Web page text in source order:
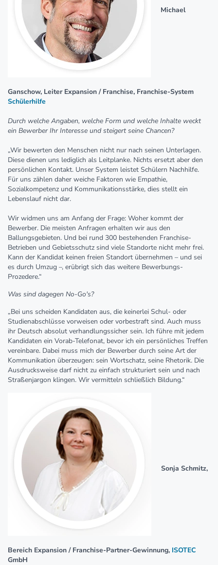
Michael
Ganschow, Leiter Expansion / Franchise, Franchise-System
Schülerhilfe
Durch welche Angaben, welche Form und welche Inhalte weckt
ein Bewerber Ihr Interesse und steigert seine Chancen?
„Wir bewerten den Menschen nicht nur nach seinen Unterlagen.
Diese dienen uns lediglich als Leitplanke. Nichts ersetzt aber den
persönlichen Kontakt. Unser System leistet Schülern Nachhilfe.
Für uns zählen daher weiche Faktoren wie Empathie,
Sozialkompetenz und Kommunikationsstärke, dies stellt ein
Lebenslauf nicht dar.
Wir widmen uns am Anfang der Frage: Woher kommt der
Bewerber. Die meisten Anfragen erhalten wir aus den
Ballungsgebieten. Und bei rund 300 bestehenden Franchise-
Betrieben und Gebietsschutz sind viele Standorte nicht mehr frei.
Kann der Kandidat keinen freien Standort übernehmen – und sei
es durch Umzug –, erübrigt sich das weitere Bewerbungs-
Prozedere.“
Was sind dagegen No-Go's?
„Bei uns scheiden Kandidaten aus, die keinerlei Schul- oder
Studienabschlüsse vorweisen oder vorbestraft sind. Auch muss
ihr Deutsch absolut verhandlungssicher sein. Ich führe mit jedem
Kandidaten ein Vorab-Telefonat, bevor ich ein persönliches Treffen
vereinbare. Dabei muss mich der Bewerber durch seine Art der
Kommunikation überzeugen: sein Wortschatz, seine Rhetorik. Die
Ausdrucksweise darf nicht zu einfach strukturiert sein und nach
Straßenjargon klingen. Wir vermitteln schließlich Bildung.“
Sonja Schmitz,
Bereich Expansion / Franchise-Partner-Gewinnung, ISOTEC
GmbH